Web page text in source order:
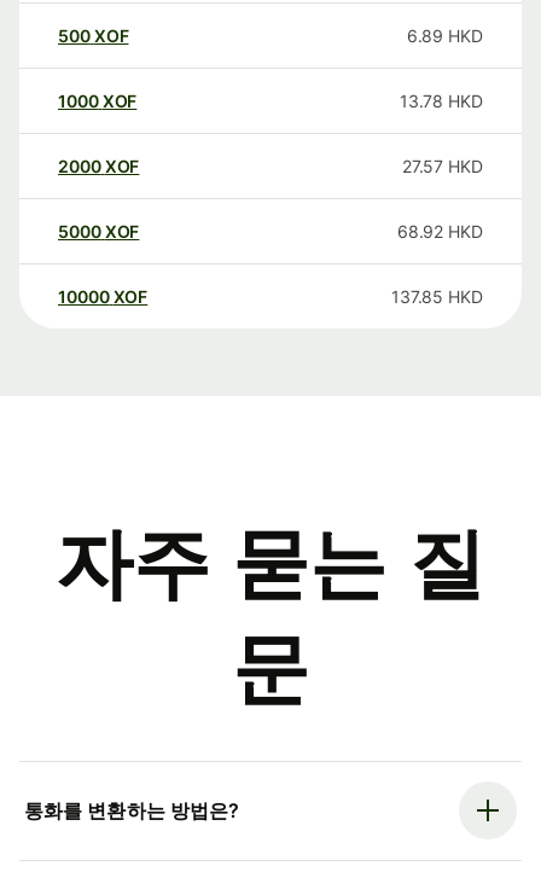
500XOF 6.89 HKD
1000XOF 13.78 HKD
2000XOF 27.57 HKD
5000XOF 68.92 HKD
10000 XOF 137.85 HKD
자주 묻는 질
문
통화를 변환하는 방법은?